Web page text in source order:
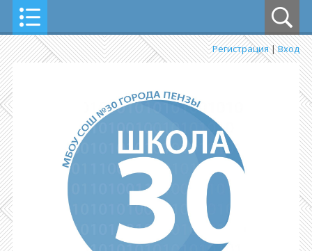
Регистрация|Вход